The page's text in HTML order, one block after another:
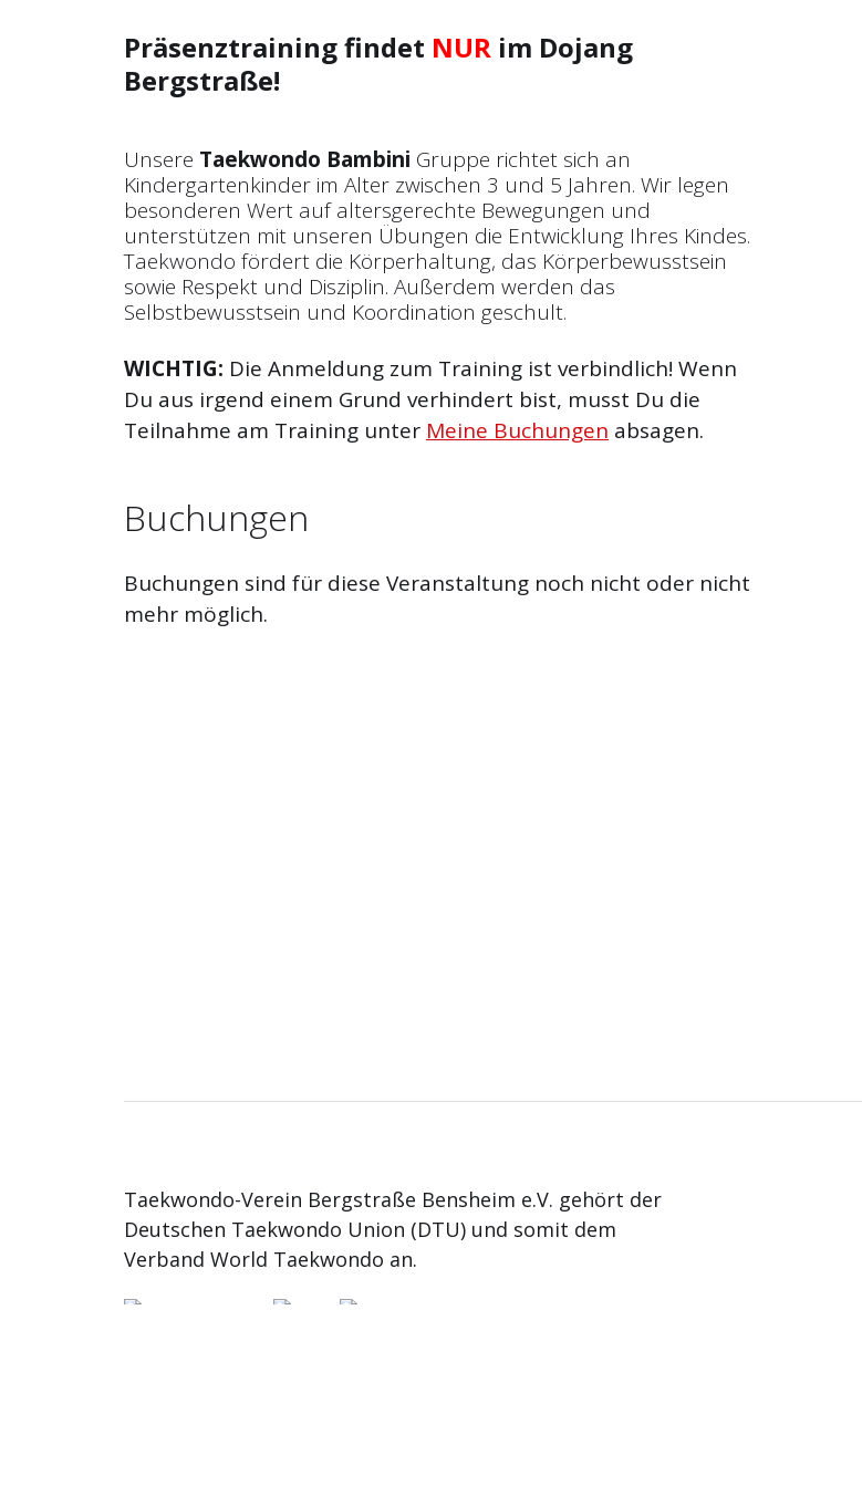
Präsenztraining findet NUR im Dojang
Bergstraße!
Unsere Taekwondo Bambini Gruppe richtet sich an
Kindergartenkinder im Alter zwischen 3 und 5 Jahren. Wir legen
besonderen Wert auf altersgerechte Bewegungen und
unterstützen mit unseren Übungen die Entwicklung Ihres Kindes.
Taekwondo fördert die Körperhaltung, das Körperbewusstsein
sowie Respekt und Disziplin. Außerdem werden das
Selbstbewusstsein und Koordination geschult.
WICHTIG: Die Anmeldung zum Training ist verbindlich! Wenn
Du aus irgend einem Grund verhindert bist, musst Du die
Teilnahme am Training unter Meine Buchungen absagen.
Buchungen
Buchungen sind für diese Veranstaltung noch nicht oder nicht
mehr möglich.
Taekwondo-Verein Bergstraße Bensheim e.V. gehört der
Deutschen Taekwondo Union (DTU) und somit dem
Verband World Taekwondo an.